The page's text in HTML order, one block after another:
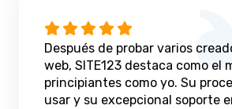
Después de probar varios
web, SITE123 destaca como el
principiantes como yo. Su
usar y su excepcional soporte